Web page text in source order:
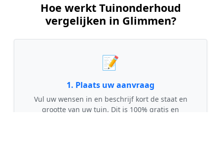
Hoe werkt Tuinonderhoud
vergelijken in Glimmen?
📝
1. Plaats uw aanvraag
Vul uw wensen in en beschrijf kort de staat en
grootte van uw tuin. Dit is 100% gratis en